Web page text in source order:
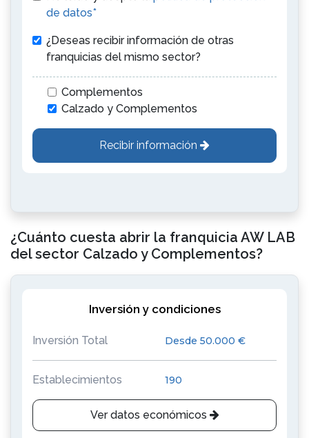
de datos*
¿Deseas recibir información de otras
franquicias del mismo sector?
Complementos
Calzado y Complementos
Recibir información
¿Cuánto cuesta abrir la franquicia AW LAB
del sector Calzado y Complementos?
Inversión y condiciones
Inversión Total Desde 50.000 €
Establecimientos 190
Ver datos económicos